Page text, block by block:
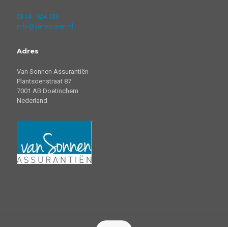
0314 - 624 133
info@vansonnen.nl
Adres
Van Sonnen Assurantiën
Plantsoenstraat 87
7001 AB Doetinchem
Nederland